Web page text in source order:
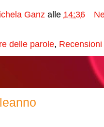
Ganz alle 14:36
delle parole,